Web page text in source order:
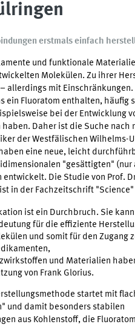
erstmals einfach
und funktionale
Molekülen. Zu ihrer
allerdings mit
ein Fluoratom enthalten, häufig
bei der Entwicklung
Daher ist die Suche
der Westfälischen Wilhelms-
eine neue, leicht
"gesättigten"
entwickelt. Die Studie von Prof.
ist in der Fachzeitschrift
ist ein Durchbruch. Sie kann
für die effiziente
und somit für den Zugang
und Materialien
von Frank Glorius.
startet mit
und damit besonders stabilen
aus Kohlenstoff, die